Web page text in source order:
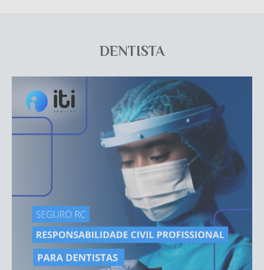
DENTISTA